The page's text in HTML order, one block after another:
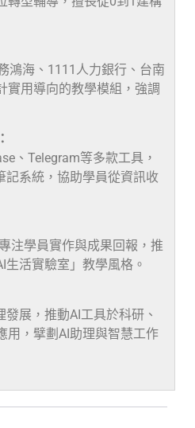
鴻海、1111人力銀行、台南
實用導向的教學模組，強調
、Telegram等多款工具，
記系統，協助學員從資訊收
注學員實作與成果回報，推
活實驗室」教學風格。
展，推動AI工具於科研、
用，擘劃AI助理與智慧工作